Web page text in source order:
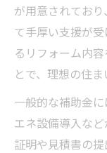
が用意されてお
て手厚い支援が
るリフォーム内
とで、理想の住
一般的な補助金
エネ設備導入な
証明や見積書の